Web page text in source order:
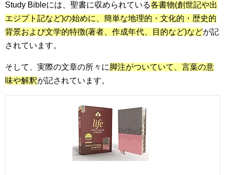
Study Bibleには、聖書に収められている各書物(創世記や出
エジプト記など)の始めに、簡単な地理的・文化的・歴史的
背景および文学的特徴(著者、作成年代、目的など)などが記
されています。
そして、実際の文章の所々に脚注がついていて、言葉の意
味や解釈が記されています。